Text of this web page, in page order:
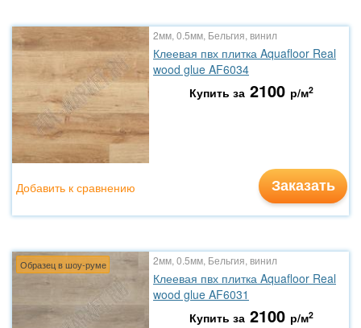
2мм, 0.5мм, Бельгия, винил
Клеевая пвх плитка Aquafloor Real
wood glue AF6034
Купить за 2100 р/м2
Заказать
Добавить к сравнению
Образец в шоу-руме 2мм, 0.5мм, Бельгия, винил
Клеевая пвх плитка Aquafloor Real
wood glue AF6031
Купить за 2100 р/м2